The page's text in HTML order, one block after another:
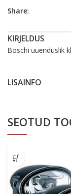
Share:
KIRJELDUS
Boschi uuenduslik
LISAINFO
SEOTUD